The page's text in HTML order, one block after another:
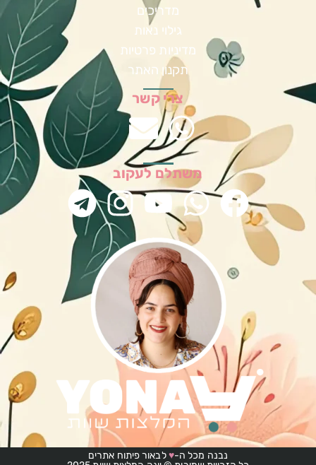
מדריכים
גילוי נאות
מדיניות פרטיות
תקנון האתר
צרי קשר
משתלם לעקוב
נבנה מכל ה-♥לבאור פיתוח אתרים